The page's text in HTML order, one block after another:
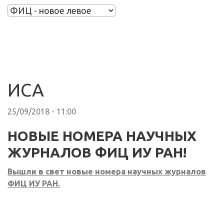
ИСА
25/09/2018 - 11:00
НОВЫЕ НОМЕРА НАУЧНЫХ
ЖУРНАЛОВ ФИЦ ИУ РАН!
Вышли в свет новые номера научных журналов
ФИЦ ИУ РАН.